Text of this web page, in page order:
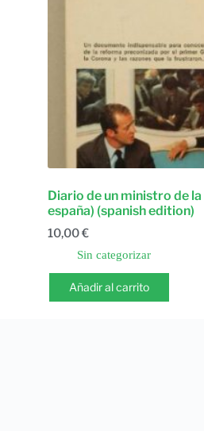
Diario de un ministro de
españa) (spanish edition)
10,00€
Sin categorizar
Añadir al carrito